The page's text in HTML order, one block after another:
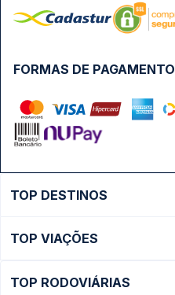
FORMAS DE PAGAMENTO
TOP DESTINOS
Ônibus São Paulo
TOP VIAÇÕES
TOP RODOVIÁRIAS